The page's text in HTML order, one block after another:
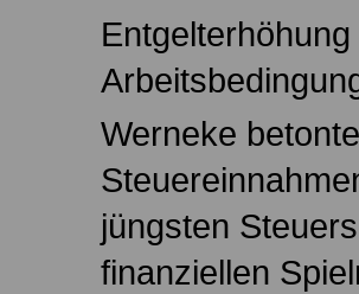
Werneke
jüngsten
finanziellen